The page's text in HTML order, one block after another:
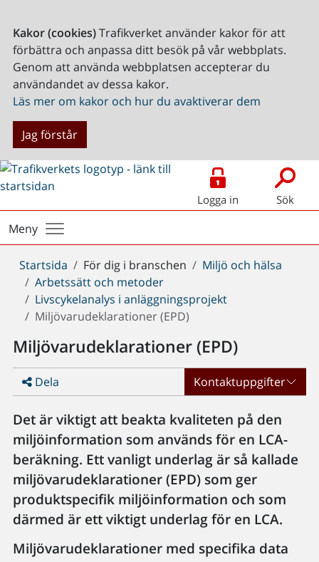
Kakor (cookies)Trafikverket använder kakor för att
förbättra och anpassa ditt besök på vår webbplats.
Genom att använda webbplatsen accepterar du
användandet av dessa kakor.
Läs mer om kakor och hur du avaktiverar dem
Jag förstår
Logga in Sök
Meny
Du
är
här:
Startsida För dig i branschen
Miljö och hälsa
Arbetssätt och metoder
Livscykelanalys i anläggningsprojekt
Miljövarudeklarationer (EPD)
Miljövarudeklarationer (EPD)
Dela Kontaktuppgifter
Det är viktigt att beakta kvaliteten på den
miljöinformation som används för en LCA-
beräkning. Ett vanligt underlag är så kallade
miljövarudeklarationer (EPD) som ger
produktspecifik miljöinformation och som
därmed är ett viktigt underlag för en LCA.
Miljövarudeklarationer med specifika data